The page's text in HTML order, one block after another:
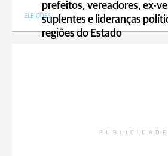
prefeitos, vereadores, ex-
suplentes e lideranças
regiões do Estado
ELEIÇÕES
PUBLICIDADE